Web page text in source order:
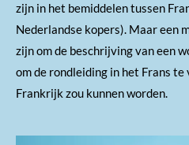
zijn in het bemiddelen tussen
Nederlandse kopers). Maar een
zijn om de beschrijving van een
om de rondleiding in het Frans
Frankrijk zou kunnen worden.